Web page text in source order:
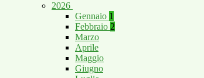
2026
Gennaio 1
Febbraio 2
Marzo
Aprile
Maggio
Giugno